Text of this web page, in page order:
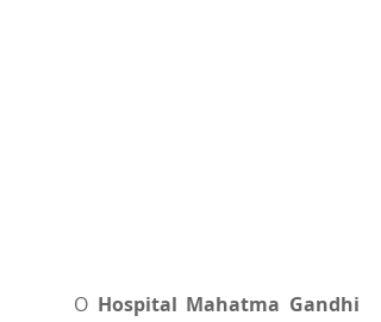
	O
Hospital Mahatma Gandhi